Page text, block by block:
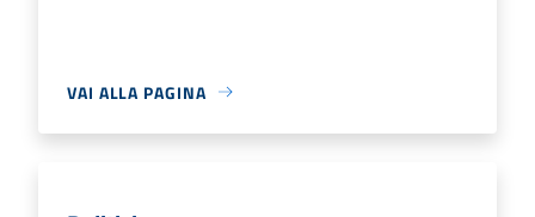
VAI ALLA PAGINA